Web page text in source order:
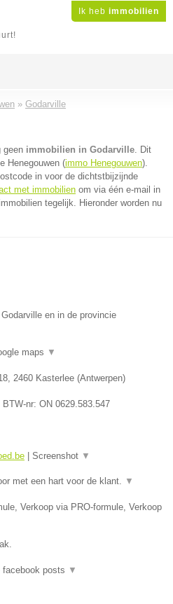
Ik heb immobilien
» Godarville
geen immobilien in Godarville. Dit
Henegouwen (immo Henegouwen).
in voor de dichtstbijzijnde
met immobilien om via één e-mail in
tegelijk. Hieronder worden nu
en in de provincie
maps ▼
, 2460 Kasterlee (Antwerpen)
BTW-nr: ON 0629.583.547
Screenshot ▼
met een hart voor de klant. ▼
Verkoop via PRO-formule, Verkoop
facebook posts ▼